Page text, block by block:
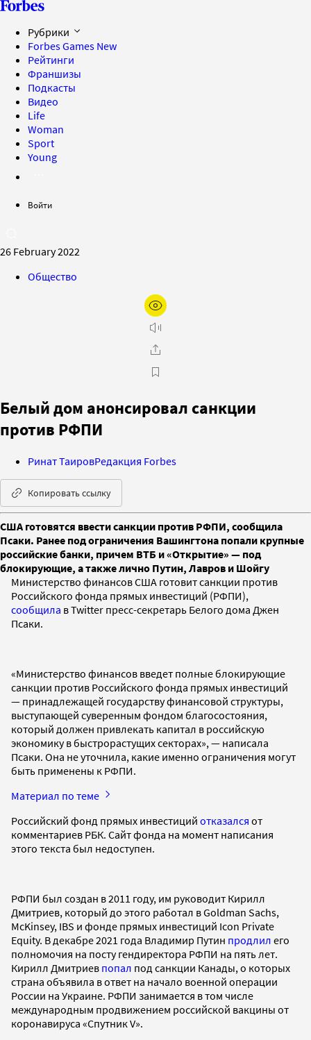
Рубрики
Forbes Games New
Рейтинги
Франшизы
Подкасты
Видео
Life
Woman
Sport
Young
Войти
26 February 2022
Общество
Белый дом анонсировал санкции
против РФПИ
Ринат ТаировРедакция Forbes
Копировать ссылку
США готовятся ввести санкции против РФПИ, сообщила
Псаки. Ранее под ограничения Вашингтона попали крупные
российские банки, причем ВТБ и «Открытие» — под
блокирующие, а также лично Путин, Лавров и Шойгу
Министерство финансов США готовит санкции против
Российского фонда прямых инвестиций (РФПИ),
сообщила в Twitter пресс-секретарь Белого дома Джен
Псаки.
«Министерство финансов введет полные блокирующие
санкции против Российского фонда прямых инвестиций
— принадлежащей государству финансовой структуры,
выступающей суверенным фондом благосостояния,
который должен привлекать капитал в российскую
экономику в быстрорастущих секторах», — написала
Псаки. Она не уточнила, какие именно ограничения могут
быть применены к РФПИ.
Материал по теме
Российский фонд прямых инвестиций отказался от
комментариев РБК. Сайт фонда на момент написания
этого текста был недоступен.
РФПИ был создан в 2011 году, им руководит Кирилл
Дмитриев, который до этого работал в Goldman Sachs,
McKinsey, IBS и фонде прямых инвестиций Icon Private
Equity. В декабре 2021 года Владимир Путин продлил его
полномочия на посту гендиректора РФПИ на пять лет.
Кирилл Дмитриев попал под санкции Канады, о которых
страна объявила в ответ на начало военной операции
России на Украине. РФПИ занимается в том числе
международным продвижением российской вакцины от
коронавируса «Спутник V».